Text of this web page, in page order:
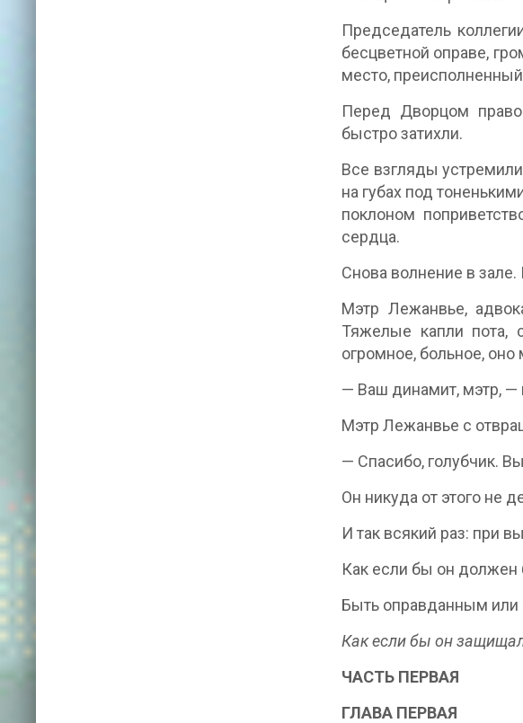
Председатель
бесцветной оправе,
место,
Перед Дворцом
быстро затихли.
Все взгляды
на губах под
поклоном
сердца.
Снова волнение в
Мэтр Лежанвье,
Тяжелые капли пота,
огромное, больное,
— Ваш динамит, мэтр, —
Мэтр Лежанвье с
— Спасибо, голубчик.
Он никуда от этого не
И так всякий раз: при
Как если бы он должен
Быть оправданным
Как если бы он
ЧАСТЬ ПЕРВАЯ
ГЛАВА ПЕРВАЯ